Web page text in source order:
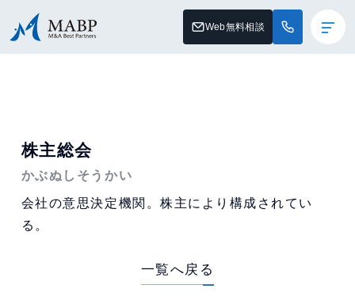
Web無料相談
株主総会
かぶぬしそうかい
会社の意思決定機関。株主により構成されてい
る。
一覧へ戻る